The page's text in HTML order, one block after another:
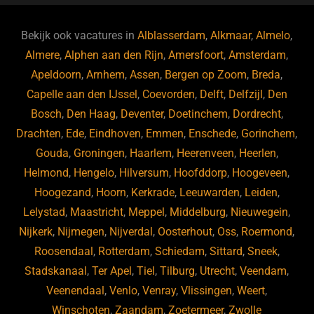
b
o
o
k
ky dI
n
Bekijk ook vacatures inAlblasserdam,Alkmaar,Almelo,
Almere,Alphen aan den Rijn,Amersfoort,Amsterdam,
Apeldoorn,Arnhem,Assen, Bergen op Zoom, Breda,
Capelle aan den IJssel , Coevorden, Delft, Delfzijl , Den
Bosch, Den Haag, Deventer, Doetinchem, Dordrecht,
Drachten, Ede, Eindhoven, Emmen, Enschede, Gorinchem,
Gouda, Groningen, Haarlem, Heerenveen, Heerlen,
Helmond, Hengelo, Hilversum, Hoofddorp, Hoogeveen,
Hoogezand, Hoorn, Kerkrade, Leeuwarden, Leiden,
Lelystad, Maastricht, Meppel , Middelburg, Nieuwegein,
Nijkerk, Nijmegen, Nijverdal , Oosterhout, Oss, Roermond,
Roosendaal , Rotterdam, Schiedam, Sittard, Sneek,
Stadskanaal ,Ter Apel ,Tiel ,Tilburg, Utrecht,Veendam,
Veenendaal ,Venlo,Venray,Vlissingen,Weert,
Winschoten,Zaandam,Zoetermeer,Zwolle